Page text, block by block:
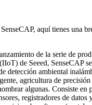
aquí tienes una
de la serie de
de Seeed, SenseCAP
detección ambiental
agricultura de
algunas. Consiste en
registradores de datos